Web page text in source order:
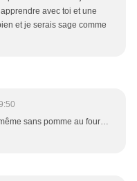
avec toi et une
et je serais sage comme
sans pomme au four…